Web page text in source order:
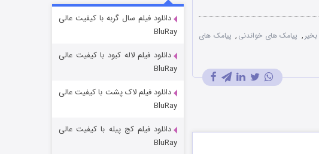
, پیامک های خواندنی , پیامک های
شوگر فصل ۲
قسمت
دانلود فیلم سال گربه با کیفیت عالی
BluRay
دانلود فیلم لاله کبود با کیفیت عالی
BluRay
دانلود فیلم لاک پشت با کیفیت عالی
BluRay
دانلود فیلم کج‌ پیله با کیفیت عالی
BluRay